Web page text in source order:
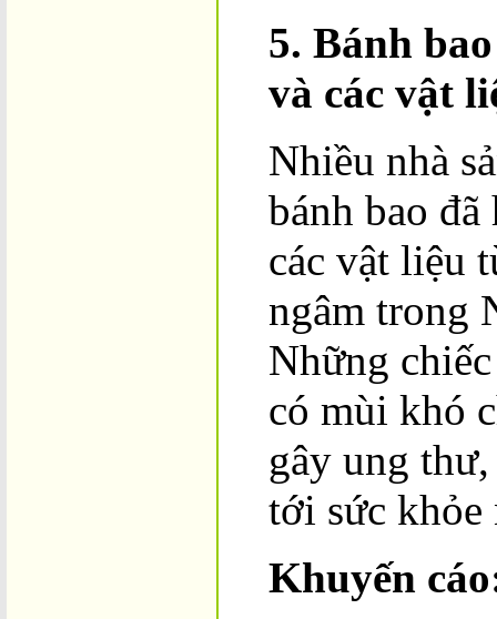
5. Bánh
và các vật
Nhiều nhà
bánh bao
các vật liệu
ngâm trong
Những
có mùi khó
gây ung
tới sức khỏe
Khuyến